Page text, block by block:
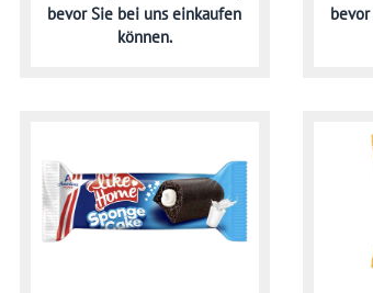
bevor Sie bei uns einkaufen
können.